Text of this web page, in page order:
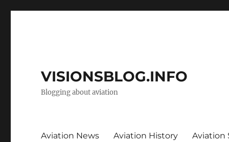
VISIONSBLOG.INFO
Blogging about aviation
Aviation News Aviation History Aviation